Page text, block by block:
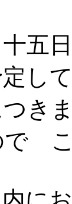
五
定し
つき
で